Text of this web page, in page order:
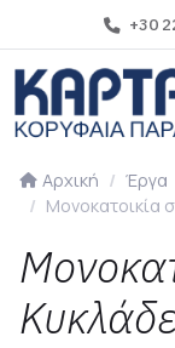
+30
Αρχική Έργα
Μονοκατοικία